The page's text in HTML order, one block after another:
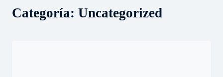
Categoría: Uncategorized